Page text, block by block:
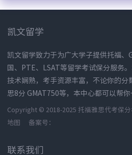
凯文留学
凯文留学致力于为广大学子提供托福、
国、PTE、LSAT等留学考试保分服务
技术娴熟，考手资源丰富，不论你的分
思8分 GMAT750等，本中心都可以帮你
Copyright © 2018-2025 托福雅思代考保
地图
备案号：
联系我们